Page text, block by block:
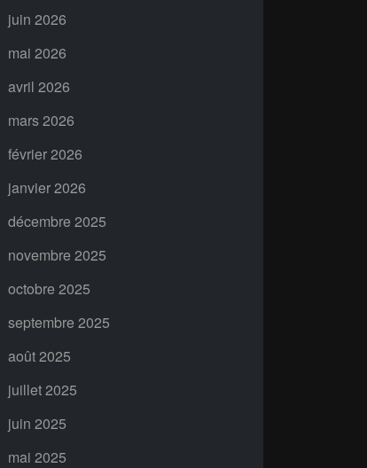
juin 2026
mai 2026
avril 2026
mars 2026
février 2026
janvier 2026
décembre 2025
novembre 2025
octobre 2025
septembre 2025
août 2025
juillet 2025
juin 2025
mai 2025